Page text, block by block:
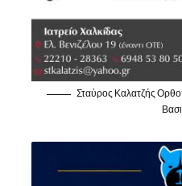
Σταύρος Καλατζής